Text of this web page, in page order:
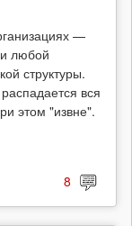
—
любой
структуры.
вся
этом "извне".
8